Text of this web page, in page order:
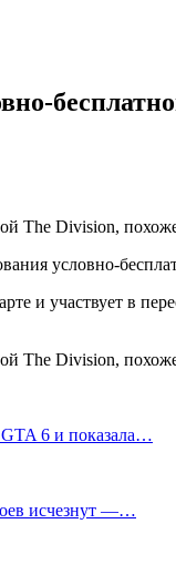
условно-
и участвует в
GTA 6 и показала…
исчезнут —…